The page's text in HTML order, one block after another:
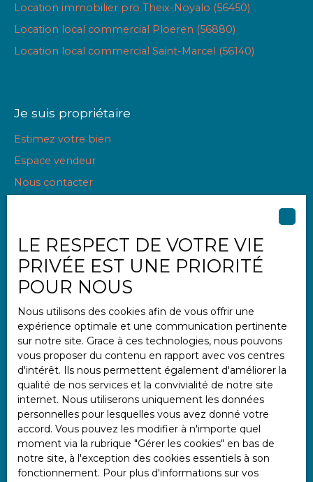
Location immobilier pro Theix-Noyalo (56450)
Location local commercial Ploeren (56880)
Location local commercial Saint-Marcel (56140)
Je suis propriétaire
Estimez votre bien
Espace vendeur
Nous contacter
Informations
Nos honoraires
Mentions légales
Politique de confidentialité
Plan du site
Gérer les cookies
Propulsé par
+33 2 97 47 11 11
LE RESPECT DE VOTRE VIE
PRIVÉE EST UNE PRIORITÉ
POUR NOUS
Nous utilisons des cookies afin de vous offrir une
expérience optimale et une communication pertinente
sur notre site. Grace à ces technologies, nous pouvons
vous proposer du contenu en rapport avec vos centres
d'intérêt. Ils nous permettent également d'améliorer la
qualité de nos services et la convivialité de notre site
internet. Nous utiliserons uniquement les données
personnelles pour lesquelles vous avez donné votre
accord. Vous pouvez les modifier à n'importe quel
moment via la rubrique ″Gérer les cookies″ en bas de
notre site, à l'exception des cookies essentiels à son
fonctionnement. Pour plus d'informations sur vos